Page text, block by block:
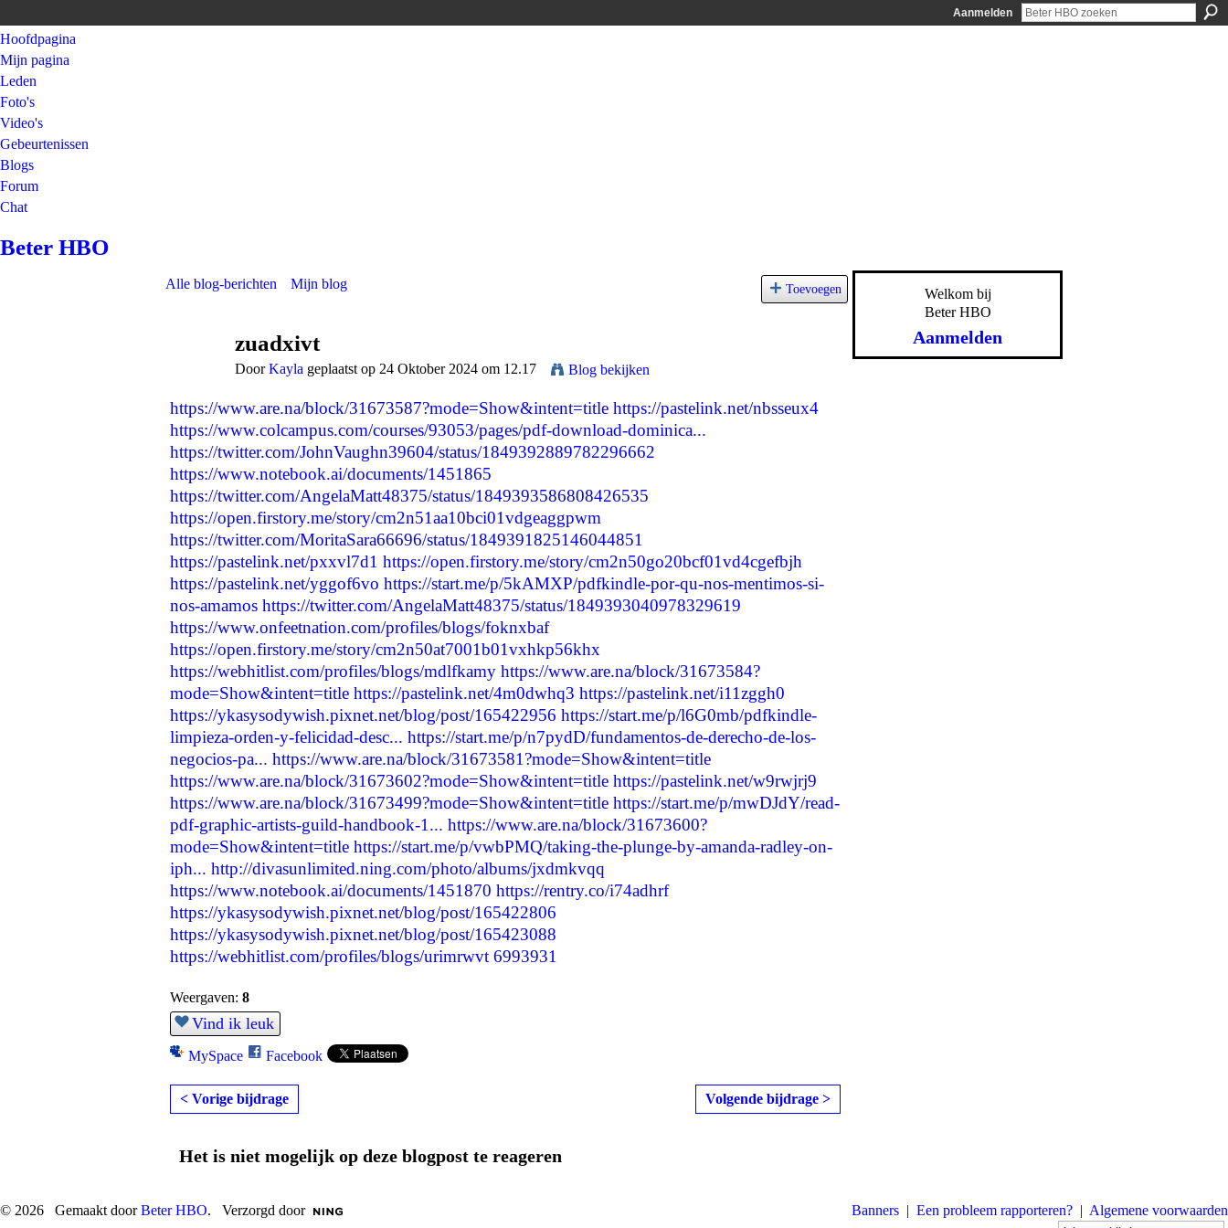
Aanmelden
Hoofdpagina
Mijn pagina
Leden
Foto's
Video's
Gebeurtenissen
Blogs
Forum
Chat
Beter HBO
Alle blog-berichten Mijn blog Toevoegen
zuadxivt
DoorKayla geplaatst op 24 Oktober 2024 om 12.17 Blog bekijken
https://www.are.na/block/31673587?mode=Show&intent=title https://pastelink.net/nbsseux4
https://www.colcampus.com/courses/93053/pages/pdf-download-dominica...
https://twitter.com/JohnVaughn39604/status/1849392889782296662
https://www.notebook.ai/documents/1451865
https://twitter.com/AngelaMatt48375/status/1849393586808426535
https://open.firstory.me/story/cm2n51aa10bci01vdgeaggpwm
https://twitter.com/MoritaSara66696/status/1849391825146044851
https://pastelink.net/pxxvl7d1 https://open.firstory.me/story/cm2n50go20bcf01vd4cgefbjh
https://pastelink.net/yggof6vo https://start.me/p/5kAMXP/pdfkindle-por-qu-nos-mentimos-si-
nos-amamos https://twitter.com/AngelaMatt48375/status/1849393040978329619
https://www.onfeetnation.com/profiles/blogs/foknxbaf
https://open.firstory.me/story/cm2n50at7001b01vxhkp56khx
https://webhitlist.com/profiles/blogs/mdlfkamy https://www.are.na/block/31673584?
mode=Show&intent=title https://pastelink.net/4m0dwhq3 https://pastelink.net/i11zggh0
https://ykasysodywish.pixnet.net/blog/post/165422956 https://start.me/p/l6G0mb/pdfkindle-
limpieza-orden-y-felicidad-desc... https://start.me/p/n7pydD/fundamentos-de-derecho-de-los-
negocios-pa... https://www.are.na/block/31673581?mode=Show&intent=title
https://www.are.na/block/31673602?mode=Show&intent=title https://pastelink.net/w9rwjrj9
https://www.are.na/block/31673499?mode=Show&intent=title https://start.me/p/mwDJdY/read-
pdf-graphic-artists-guild-handbook-1... https://www.are.na/block/31673600?
mode=Show&intent=title https://start.me/p/vwbPMQ/taking-the-plunge-by-amanda-radley-on-
iph... http://divasunlimited.ning.com/photo/albums/jxdmkvqq
https://www.notebook.ai/documents/1451870 https://rentry.co/i74adhrf
https://ykasysodywish.pixnet.net/blog/post/165422806
https://ykasysodywish.pixnet.net/blog/post/165423088
https://webhitlist.com/profiles/blogs/urimrwvt 6993931
Weergaven: 8
Vind ik leuk
MySpace Facebook
< Vorige bijdrage Volgende bijdrage >
Het is niet mogelijk op deze blogpost te reageren
Welkom bij
Beter HBO
Aanmelden
© 2026 Gemaakt doorBeter HBO. Verzorgd door Banners | Een probleem rapporteren? | Algemene voorwaarden